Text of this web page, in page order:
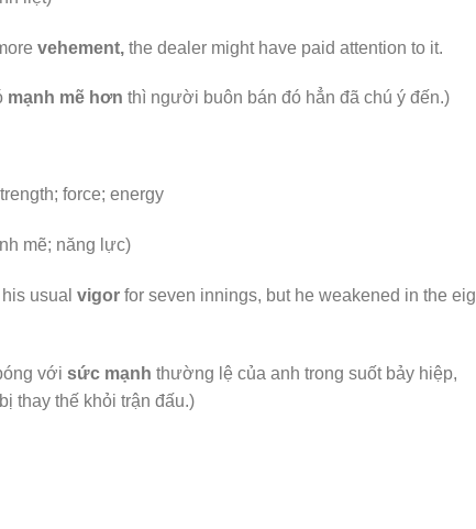
vehement, the dealer might have paid attention to it.
mạnh mẽ hơn thì người buôn bán đó hẳn đã chú ý đến.)
force; energy
mẽ; năng lực)
usual vigor for seven innings, but he weakened in the
với sức mạnh thường lệ của anh trong suốt bảy hiệp,
thay thế khỏi trận đấu.)